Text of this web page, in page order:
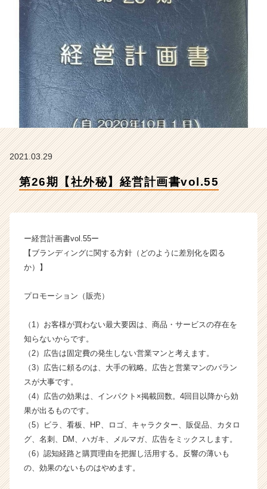
ク
リ
テ
ッ
ク
工
業
の
タ
イ
ム
|
ベ
成
業
ウ
ト
届
活
サ
イ
ト
2021.03.29
第26期【社外秘】経営計画書vol.55
ー経営計画書vol.55ー
【ブランディングに関する方針（どのように差別化を図る
か）】
プロモーション（販売）
（1）お客様が買わない最大要因は、商品・サービスの存在を
知らないからです。
（2）広告は固定費の発生しない営業マンと考えます。
（3）広告に頼るのは、大手の戦略。広告と営業マンのバラン
スが大事です。
（4）広告の効果は、インパクト×掲載回数。4回目以降から効
果が出るものです。
（5）ビラ、看板、HP、ロゴ、キャラクター、販促品、カタロ
グ、名刺、DM、ハガキ、メルマガ、広告をミックスします。
（6）認知経路と購買理由を把握し活用する。反響の薄いも
の、効果のないものはやめます。